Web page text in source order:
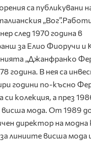
са публикувани
след 1970 година в
за Елио Фиоручи и
„Джанфранко
година. В нея са
години по-късно
колекция, а през
висша мода. От 1989
директор на
линиите висша мода